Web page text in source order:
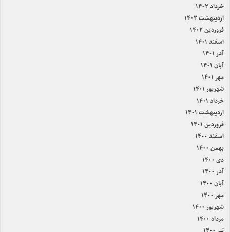
خرداد ۱۴۰۲
اردیبهشت ۱۴۰۲
فروردین ۱۴۰۲
اسفند ۱۴۰۱
آذر ۱۴۰۱
آبان ۱۴۰۱
مهر ۱۴۰۱
شهریور ۱۴۰۱
خرداد ۱۴۰۱
اردیبهشت ۱۴۰۱
فروردین ۱۴۰۱
اسفند ۱۴۰۰
بهمن ۱۴۰۰
دی ۱۴۰۰
آذر ۱۴۰۰
آبان ۱۴۰۰
مهر ۱۴۰۰
شهریور ۱۴۰۰
مرداد ۱۴۰۰